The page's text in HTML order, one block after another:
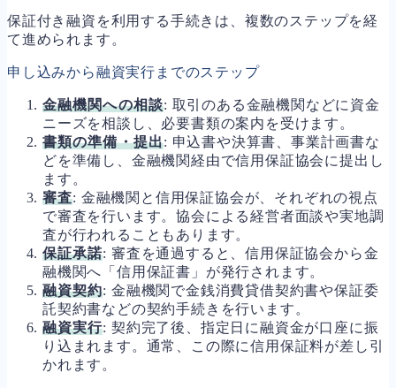
保証付き融資を利用する手続きは、複数のステップを経
て進められます。
申し込みから融資実行までのステップ
金融機関への相談: 取引のある金融機関などに資金
ニーズを相談し、必要書類の案内を受けます。
書類の準備・提出: 申込書や決算書、事業計画書な
どを準備し、金融機関経由で信用保証協会に提出し
ます。
審査: 金融機関と信用保証協会が、それぞれの視点
で審査を行います。協会による経営者面談や実地調
査が行われることもあります。
保証承諾: 審査を通過すると、信用保証協会から金
融機関へ「信用保証書」が発行されます。
融資契約: 金融機関で金銭消費貸借契約書や保証委
託契約書などの契約手続きを行います。
融資実行: 契約完了後、指定日に融資金が口座に振
り込まれます。通常、この際に信用保証料が差し引
かれます。